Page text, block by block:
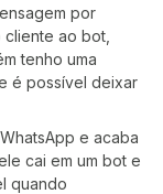
por
ao bot,
tenho uma
é possível deixar
e acaba
cai em um bot e
quando